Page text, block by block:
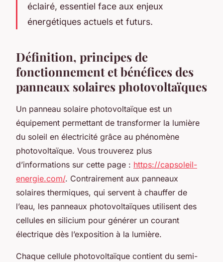
éclairé, essentiel face aux enjeux
énergétiques actuels et futurs.
Définition, principes de
fonctionnement et bénéfices des
panneaux solaires photovoltaïques
Un panneau solaire photovoltaïque est un
équipement permettant de transformer la lumière
du soleil en électricité grâce au phénomène
photovoltaïque. Vous trouverez plus
d’informations sur cette page : https://capsoleil-
energie.com/. Contrairement aux panneaux
solaires thermiques, qui servent à chauffer de
l’eau, les panneaux photovoltaïques utilisent des
cellules en silicium pour générer un courant
électrique dès l’exposition à la lumière.
Chaque cellule photovoltaïque contient du semi-